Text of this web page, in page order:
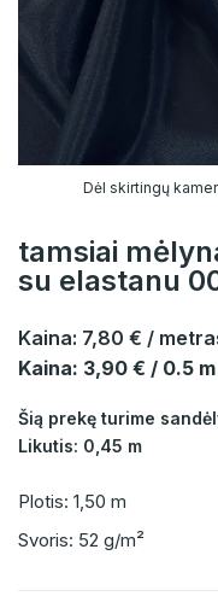
Dėl skirtingų
tamsiai
su elastanu
Kaina: 7,80 € /
Kaina: 3,90 € / 0.5 m
Šią prekę turime
Likutis: 0,45 m
Plotis: 1,50 m
Svoris: 52 g/m²